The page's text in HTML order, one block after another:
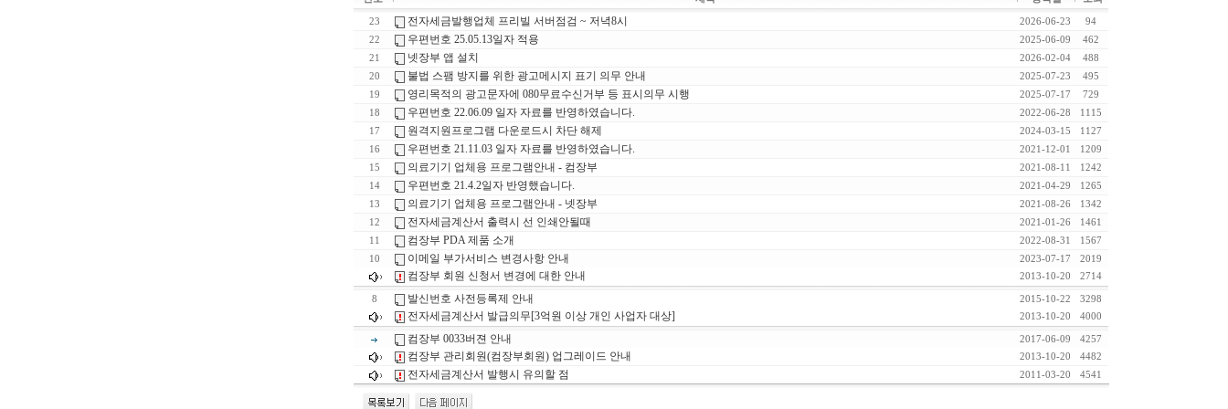
23 전자세금발행업체 프리빌 서버점검 ~ 저녁8시 2026-06-23
94
22
우편번호 25.05.13일자 적용 2025-06-09
462
21
넷장부 앱 설치 2026-02-04
488
20
불법 스팸 방지를 위한 광고메시지 표기 의무 안내 2025-07-23
495
19
영리목적의 광고문자에 080무료수신거부 등 표시의무 시행 2025-07-17
729
18
우편번호 22.06.09 일자 자료를 반영하였습니다. 2022-06-28
1115
17
원격지원프로그램 다운로드시 차단 해제 2024-03-15
1127
16
우편번호 21.11.03 일자 자료를 반영하였습니다. 2021-12-01
1209
15
의료기기 업체용 프로그램안내 - 컴장부 2021-08-11
1242
14
우편번호 21.4.2일자 반영했습니다. 2021-04-29
1265
13
의료기기 업체용 프로그램안내 - 넷장부 2021-08-26
1342
12
전자세금계산서 출력시 선 인쇄안될때 2021-01-26
1461
11
컴장부 PDA 제품 소개 2022-08-31
1567
10
이메일 부가서비스 변경사항 안내 2023-07-17 2019
컴장부 회원 신청서 변경에 대한 안내 2013-10-20 2714
8 발신번호 사전등록제 안내 2015-10-22 3298
전자세금계산서 발급의무[3억원 이상 개인 사업자 대상] 2013-10-20 4000
컴장부 0033버젼 안내 2017-06-09 4257
컴장부 관리회원(컴장부회원) 업그레이드 안내 2013-10-20 4482
전자세금계산서 발행시 유의할 점 2011-03-20 4541